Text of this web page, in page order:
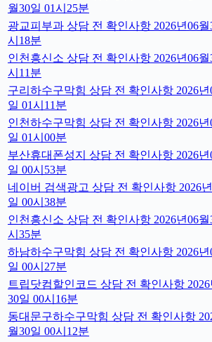
월30일 01시25분
광교피부과 상담 전 확인사항 2026년06월
시18분
인천흥신소 상담 전 확인사항 2026년06월
시11분
구리하수구막힘 상담 전 확인사항 2026년
일 01시11분
인천하수구막힘 상담 전 확인사항 2026년
일 01시00분
부산휴대폰성지 상담 전 확인사항 2026년
일 00시53분
네이버 검색광고 상담 전 확인사항 2026
일 00시38분
인천흥신소 상담 전 확인사항 2026년06월
시35분
하남하수구막힘 상담 전 확인사항 2026년
일 00시27분
트립닷컴할인코드 상담 전 확인사항 2026
30일 00시16분
동대문구하수구막힘 상담 전 확인사항
월30일 00시12분